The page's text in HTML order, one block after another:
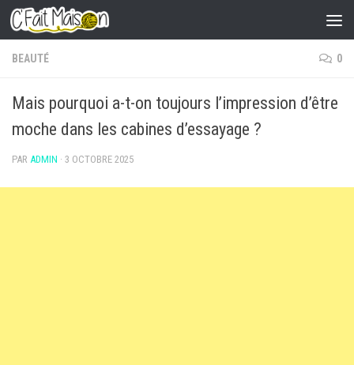
Skip to content
BEAUTÉ 0
Mais pourquoi a-t-on toujours l’impression d’être
moche dans les cabines d’essayage ?
PAR ADMIN · 3 OCTOBRE 2025